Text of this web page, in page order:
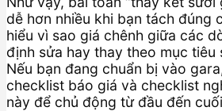
dễ hơn nhiều khi bạn tách đúng
hiểu vì sao giá chênh giữa các
định sửa hay thay theo mục tiêu
Nếu bạn đang chuẩn bị vào
checklist báo giá và checklist
này để chủ động từ đầu đến